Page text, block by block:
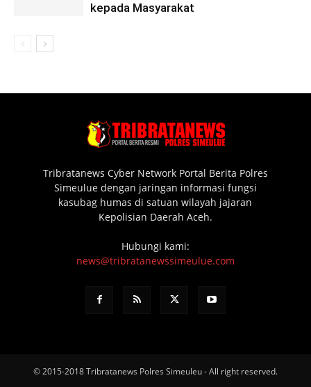
kepada Masyarakat
Tribratanews Cyber Network Portal Berita Polres
Simeulue dengan jaringan informasi fungsi
kasubag humas di satuan wilayah jajaran
Kepolisian Daerah Aceh.
Hubungi kami:
news@tribratanewssimeulue.com
© 2015-2018 Tribratanews Polres Simeuleu - All right reserved.